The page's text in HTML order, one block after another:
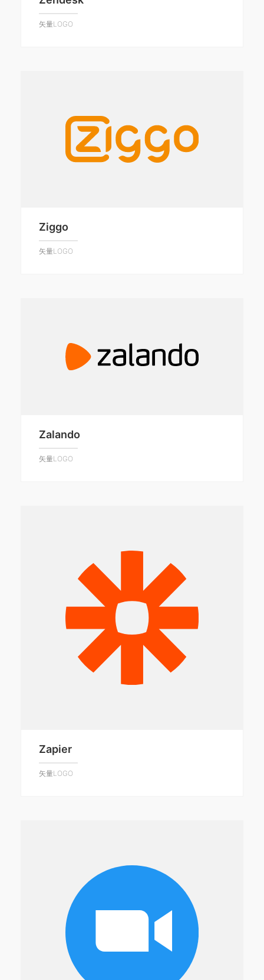
矢量LOGO
Ziggo
矢量LOGO
Zalando
矢量LOGO
Zapier
矢量LOGO